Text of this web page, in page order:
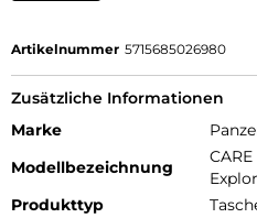
Artikelnummer 5715685026980
Zusätzliche Informationen
Marke
Modellbezeichnung
Produkttyp